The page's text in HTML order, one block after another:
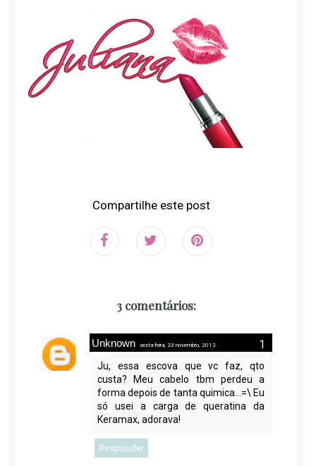
Compartilhe este post
3 comentários:
Unknown sexta-feira, 23 novembro, 2012
Ju, essa escova que vc faz, qto
custa? Meu cabelo tbm perdeu a
forma depois de tanta quimica...=\ Eu
só usei a carga de queratina da
Keramax, adorava!
Responder